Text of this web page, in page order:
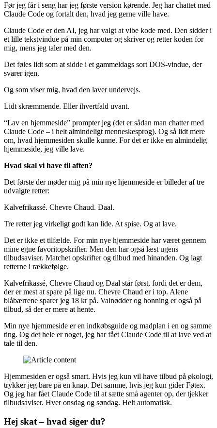
Før jeg får i seng har jeg første version kørende. Jeg har chattet med
Claude Code og fortalt den, hvad jeg gerne ville have.
Claude Code er den AI, jeg har valgt at vibe kode med. Den sidder i
et lille tekstvindue på min computer og skriver og retter koden for
mig, mens jeg taler med den.
Det føles lidt som at sidde i et gammeldags sort DOS-vindue, der
svarer igen.
Og som viser mig, hvad den laver undervejs.
Lidt skræmmende. Eller ihvertfald uvant.
“Lav en hjemmeside” prompter jeg (det er sådan man chatter med
Claude Code – i helt almindeligt menneskesprog). Og så lidt mere
om, hvad hjemmesiden skulle kunne. For det er ikke en almindelig
hjemmeside, jeg ville lave.
Hvad skal vi have til aften?
Det første der møder mig på min nye hjemmeside er billeder af tre
udvalgte retter:
Kalvefrikassé. Chevre Chaud. Daal.
Tre retter jeg virkeligt godt kan lide. At spise. Og at lave.
Det er ikke et tilfælde. For min nye hjemmeside har været gennem
mine egne favoritopskrifter. Men den har også læst ugens
tilbudsaviser. Matchet opskrifter og tilbud med hinanden. Og lagt
retterne i rækkefølge.
Kalvefrikassé, Chevre Chaud og Daal står først, fordi det er dem,
der er mest at spare på lige nu. Chevre Chaud er i top. Alene
blåbærrene sparer jeg 18 kr på. Valnødder og honning er også på
tilbud, så der er mere at hente.
Min nye hjemmeside er en indkøbsguide og madplan i en og samme
ting. Og det hele er noget, jeg har fået Claude Code til at lave ved at
tale til den.
Hjemmesiden er også smart. Hvis jeg kun vil have tilbud på økologi,
trykker jeg bare på en knap. Det samme, hvis jeg kun gider Føtex.
Og jeg har fået Claude Code til at sætte små agenter op, der tjekker
tilbudsaviser. Hver onsdag og søndag. Helt automatisk.
Hej skat – hvad siger du?